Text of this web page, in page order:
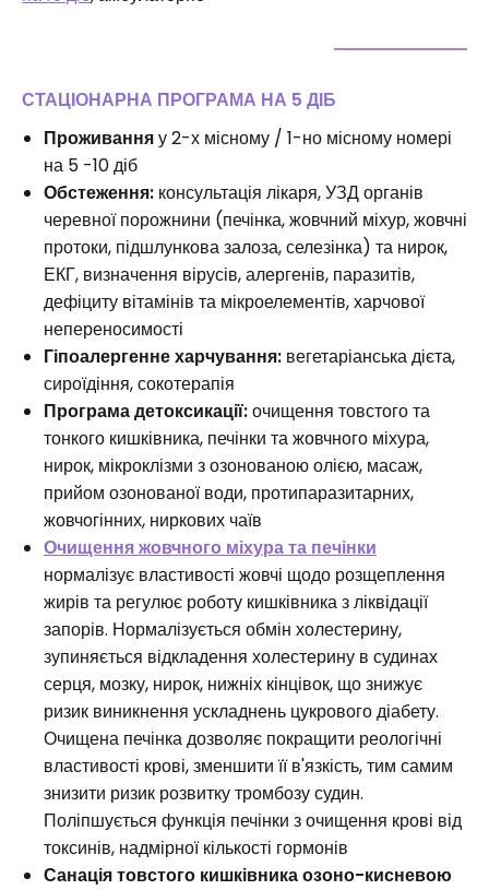
СТАЦІОНАРНА ПРОГРАМА НА 5 ДІБ
Проживанняу 2-х місному / 1-но місному номері
на 5 -10 діб
Обстеження: консультація лікаря, УЗД органів
черевної порожнини (печінка, жовчний міхур, жовчні
протоки, підшлункова залоза, селезінка) та нирок,
ЕКГ, визначення вірусів, алергенів, паразитів,
дефіциту вітамінів та мікроелементів, харчової
непереносимості
Гіпоалергенне харчування: вегетаріанська дієта,
сироїдіння, сокотерапія
Програма детоксикації:очищення товстого та
тонкого кишківника, печінки та жовчного міхура,
нирок, мікроклізми з озонованою олією, масаж,
прийом озонованої води, протипаразитарних,
жовчогінних, ниркових чаїв
Очищення жовчного міхура та печінки
нормалізує властивості жовчі щодо розщеплення
жирів та регулює роботу кишківника з ліквідації
запорів. Нормалізується обмін холестерину,
зупиняється відкладення холестерину в судинах
серця, мозку, нирок, нижніх кінцівок, що знижує
ризик виникнення ускладнень цукрового діабету.
Очищена печінка дозволяє покращити реологічні
властивості крові, зменшити її в'язкість, тим самим
знизити ризик розвитку тромбозу судин.
Поліпшується функція печінки з очищення крові від
токсинів, надмірної кількості гормонів
Санація товстого кишківника озоно-кисневою